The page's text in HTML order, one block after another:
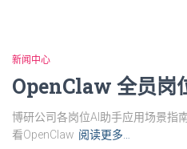
新闻中心
OpenClaw 全员岗
博研公司各岗位AI助手应用场景指
看OpenClaw 阅读更多…